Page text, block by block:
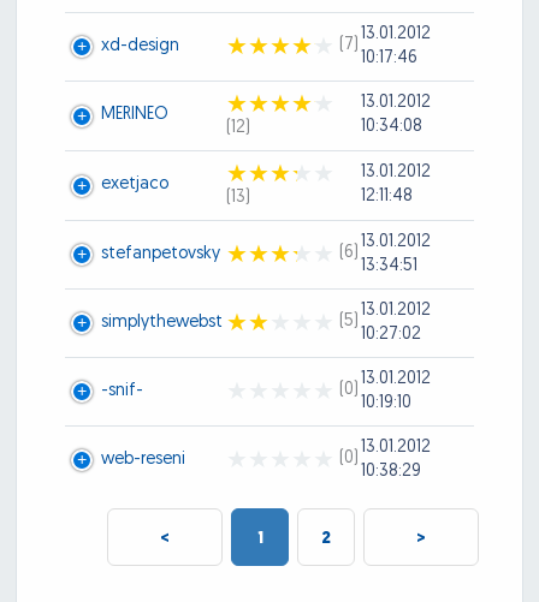
xd-design (7)
13.01.2012
10:17:46
MERINEO
(12)
13.01.2012
10:34:08
exetjaco
(13)
13.01.2012
12:11:48
stefanpetovsky (6)
13.01.2012
13:34:51
simplythewebst (5)
13.01.2012
10:27:02
-snif- (0)
13.01.2012
10:19:10
web-reseni (0)
13.01.2012
10:38:29
< 1 2 >